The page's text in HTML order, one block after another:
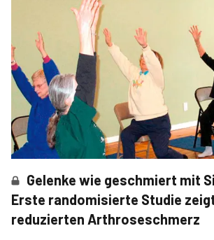
Gelenke wie geschmiert mit
Erste randomisierte Studie
reduzierten Arthroseschmerz